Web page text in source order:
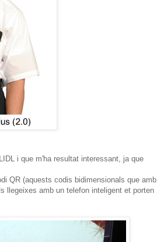
i que m'ha resultat interessant, ja que
QR (aquests codis bidimensionals que amb
llegeixes amb un telefon inteligent et porten